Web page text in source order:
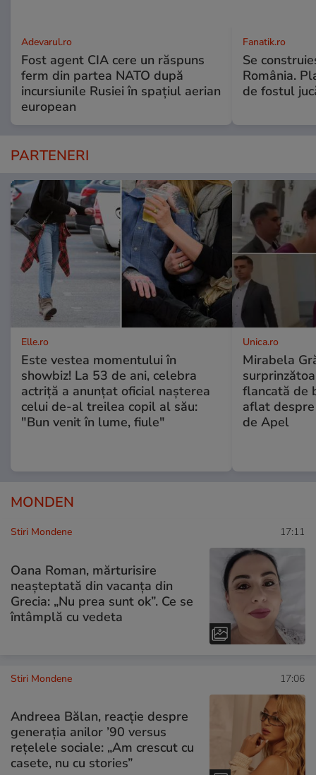
Adevarul.ro
Fost agent CIA cere un răspuns
ferm din partea NATO după
incursiunile Rusiei în spațiul aerian
european
Fanatik.ro
Se
România.
de fostul
PARTENERI
Elle.ro
Este vestea momentului în
showbiz! La 53 de ani, celebra
actriță a anunțat oficial nașterea
celui de-al treilea copil al său:
"Bun venit în lume, fiule"
Unica.ro
Mirabela
flancată de
aflat
de Apel
MONDEN
Stiri Mondene 17:11
Oana Roman, mărturisire
neașteptată din vacanța din
Grecia: „Nu prea sunt ok”. Ce se
întâmplă cu vedeta
Stiri Mondene 17:06
Andreea Bălan, reacție despre
generația anilor ’90 versus
rețelele sociale: „Am crescut cu
casete, nu cu stories”